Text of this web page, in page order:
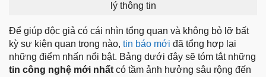
lý thông tin
Để giúp độc giả có cái nhìn tổng quan và không bỏ lỡ bất
kỳ sự kiện quan trọng nào, tin báo mới đã tổng hợp lại
những điểm nhấn nổi bật. Bảng dưới đây sẽ tóm tắt những
tin công nghệ mới nhất có tầm ảnh hưởng sâu rộng đến